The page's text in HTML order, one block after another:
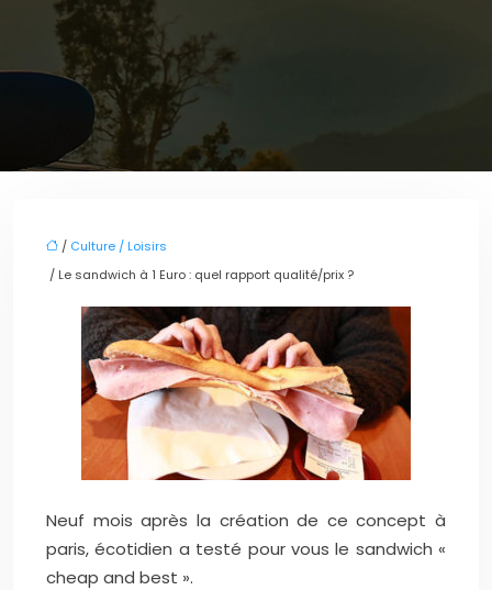
/ Culture / Loisirs
/ Le sandwich à 1 Euro : quel rapport qualité/prix ?
Neuf mois après la création de ce concept à
paris, écotidien a testé pour vous le sandwich «
cheap and best ».